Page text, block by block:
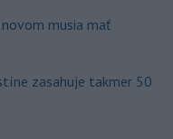
musia mať
zasahuje takmer 50